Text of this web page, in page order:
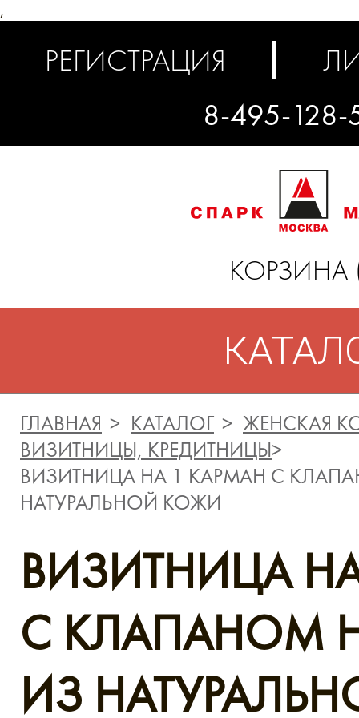
,
РЕГИСТРАЦИЯ
8-495-128-
КОРЗИНА
ГЛАВНАЯ КАТАЛОГ
ЖЕНСКАЯ
ВИЗИТНИЦЫ, КРЕДИТНИЦЫ
ВИЗИТНИЦА НА 1 КАРМАН С
НАТУРАЛЬНОЙ КОЖИ
ВИЗИТНИЦА
С КЛАПАНОМ
ИЗ